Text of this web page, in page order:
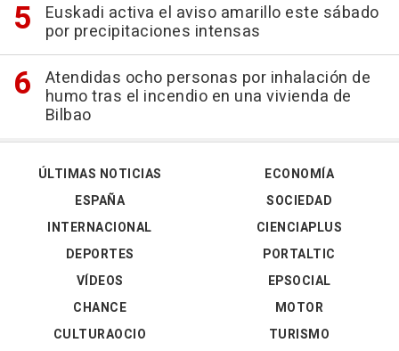
Euskadi activa el aviso amarillo este sábado
por precipitaciones intensas
Atendidas ocho personas por inhalación de
humo tras el incendio en una vivienda de
Bilbao
ÚLTIMAS NOTICIAS
ESPAÑA
INTERNACIONAL
DEPORTES
VÍDEOS
ECONOMÍA
SOCIEDAD
CIENCIAPLUS
PORTALTIC
EPSOCIAL
CHANCE
CULTURAOCIO
MOTOR
TURISMO